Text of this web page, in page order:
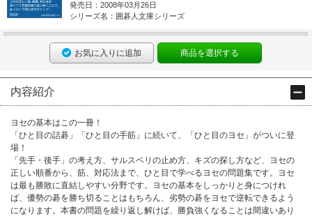
発売日：2008年03月26日
シリーズ名：囲碁人文庫シリーズ
お気に入りに追加 商品を選択する
内容紹介
ヨセの基本はこの一冊！
「ひと目の詰碁」「ひと目の手筋」に続いて、「ひと目のヨセ」がついに登
場！
「先手・後手」の考え方、サルスベリの止め方、キズの探し方など、ヨセの
正しい順番から、筋、対応法まで、ひと目で学べるヨセの問題集です。ヨセ
は最も勝敗に直結しやすい分野です。ヨセの基本をしっかりと身につけれ
ば、優勢の碁を勝ち切ることはもちろん、劣勢の碁をヨセで逆転できるよう
になります。本書の問題を繰り返し解けば、勝負強くなることは間違いあり